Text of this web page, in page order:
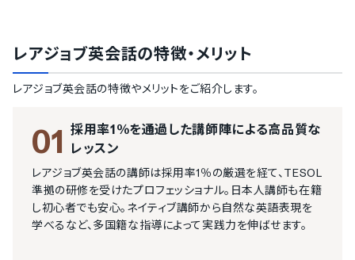
レアジョブ英会話の特徴・メリット
レアジョブ英会話の特徴やメリットをご紹介します。
01 採用率1％を通過した講師陣による高品質な
レッスン
レアジョブ英会話の講師は採用率1％の厳選を経て、TESOL
準拠の研修を受けたプロフェッショナル。日本人講師も在籍
し初心者でも安心。ネイティブ講師から自然な英語表現を
学べるなど、多国籍な指導によって実践力を伸ばせます。